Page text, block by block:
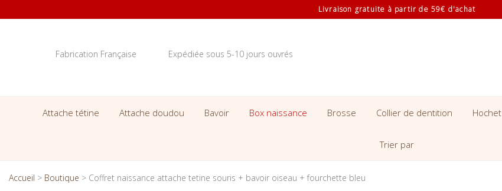
Livraison gratuite à partir de 59€ d'achat
Fabrication Française Expédiée sous 5-10 jours ouvrés
Attache tétine Attache doudou Bavoir Box naissance Brosse Collier de dentition Hochet
Trier par
Accueil > Boutique > Coffret naissance attache tetine souris + bavoir oiseau + fourchette bleu